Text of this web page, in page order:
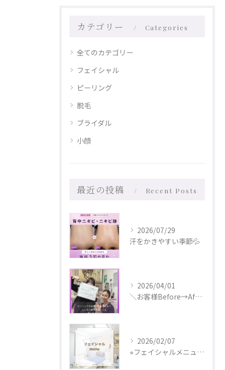
カテゴリー Categories
全てのカテゴリー
フェイシャル
ピーリング
脱毛
ブライダル
小顔
最近の投稿 Recent Posts
2026/07/29
汗をかきやすい季節💦
2026/04/01
＼お客様Before→After✨／
2026/02/07
⭐︎フェイシャルメニュー更新しました⭐︎